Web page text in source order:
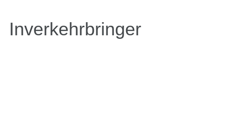
Inverkehrbringer